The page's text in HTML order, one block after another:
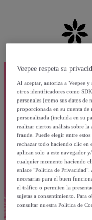
Veepee respeta su
Al aceptar, autoriza a Veepee y
otros identificadores como
personales (como sus datos
proporcionada en su cuenta
personalizada (incluida en su
realizar ciertos análisis sobre
fraude. Puede elegir entre
rechazar todo haciendo clic en
aplican solo a este navegador
cualquier momento haciendo
enlace "Política de Privacidad".
necesarias para el buen
el tráfico o permiten la
sujetas a consentimiento. Para
consultar nuestra Política de